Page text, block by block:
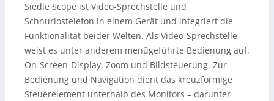
Siedle Scope ist Video-Sprechstelle und
Schnurlostelefon in einem Gerät und integriert die
Funktionalität beider Welten. Als Video-Sprechstelle
weist es unter anderem menügeführte Bedienung auf,
On-Screen-Display, Zoom und Bildsteuerung. Zur
Bedienung und Navigation dient das kreuzförmige
Steuerelement unterhalb des Monitors – darunter